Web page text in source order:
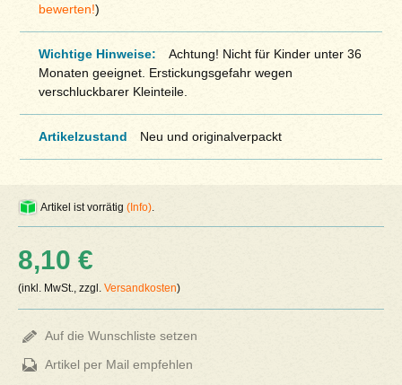
bewerten!)
Wichtige Hinweise:
Achtung! Nicht für Kinder unter 36
Monaten geeignet. Erstickungsgefahr wegen
verschluckbarer Kleinteile.
Artikelzustand Neu und originalverpackt
Artikel ist vorrätig(Info)
8,10 €
(inkl. MwSt., zzgl.Versandkosten)
Auf die Wunschliste setzen
Artikel per Mail empfehlen